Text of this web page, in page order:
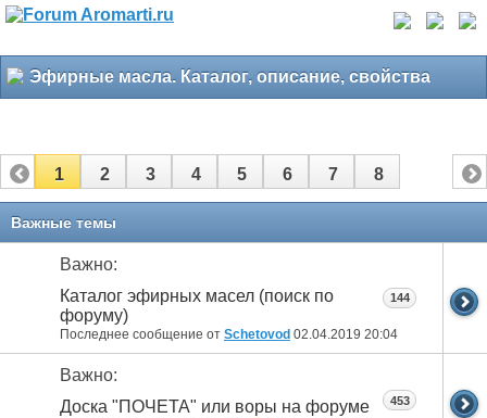
Эфирные масла. Каталог, описание, свойства
1 2 3 4 5 6 7 8
Важные темы
Важно:
Каталог эфирных масел (поиск по
форуму)
Последнее сообщение от Schetovod 02.04.2019 20:04
144
Важно:
Доска "ПОЧЕТА" или воры на форуме
453